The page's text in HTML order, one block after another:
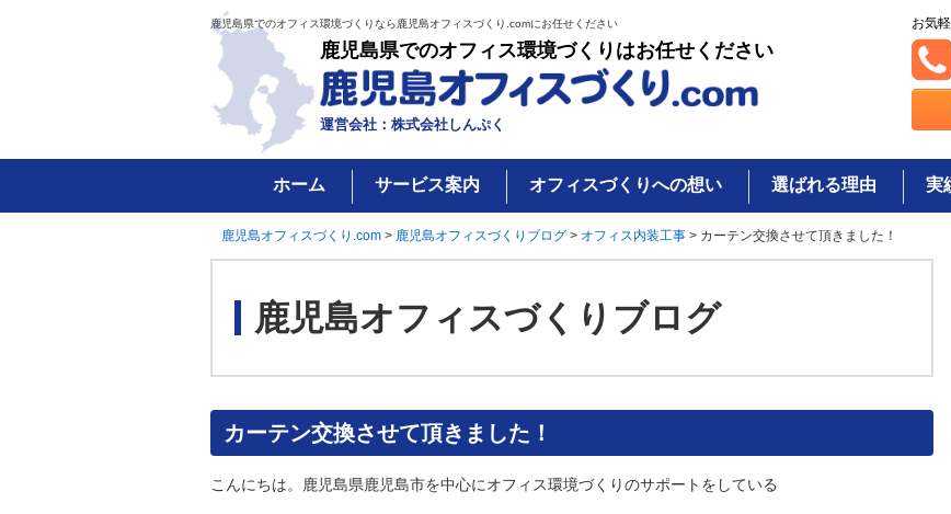
鹿児島県でのオフィス環境づくりなら鹿児島オフィスづくり.comにお任せください
鹿児島県でのオフィス環境づくりはお任せください
運営会社：株式会社しんぷく
お気
ホーム サービス案内 オフィスづくりへの想い 選ばれる理由 実
鹿児島オフィスづくり.com > 鹿児島オフィスづくりブログ > オフィス内装工事 > カーテン交換させて頂きました！
鹿児島オフィスづくりブログ
カーテン交換させて頂きました！
こんにちは。鹿児島県鹿児島市を中心にオフィス環境づくりのサポートをしている